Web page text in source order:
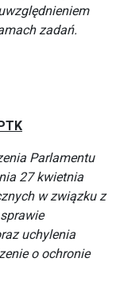
zadań.
Parlamentu
27 kwietnia
w związku z
uchylenia
o ochronie